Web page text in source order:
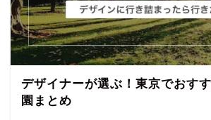
デザイナーが選ぶ！東京でおす
園まとめ